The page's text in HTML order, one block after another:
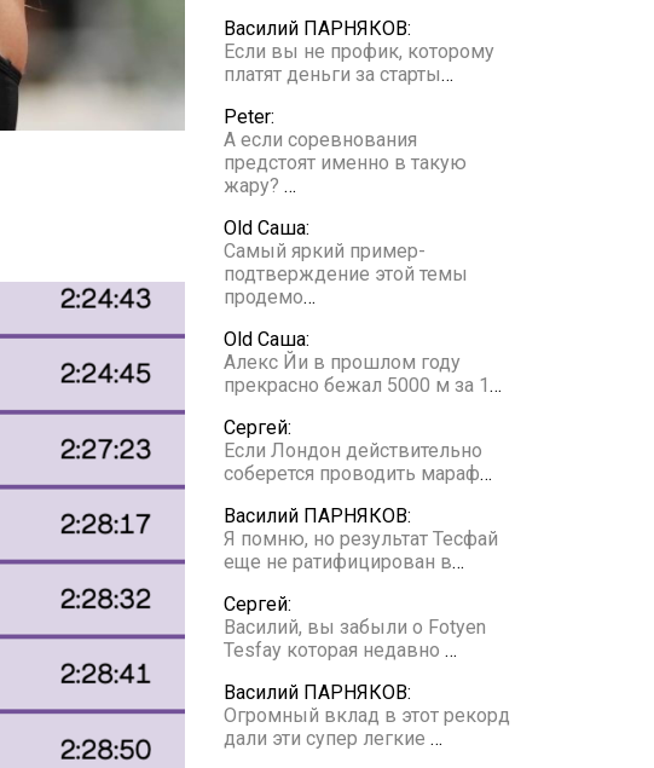
Василий ПАРНЯКОВ:
Если вы не профик, которому
платят деньги за старты…
Peter:
А если соревнования
предстоят именно в такую
жару? …
Old Саша:
Самый яркий пример-
подтверждение этой темы
продемо…
Old Саша:
Алекс Йи в прошлом году
прекрасно бежал 5000 м за 1…
Сергей:
Если Лондон действительно
соберется проводить мараф…
Василий ПАРНЯКОВ:
Я помню, но результат Тесфай
еще не ратифицирован в…
Сергей:
Василий, вы забыли о Fotyen
Tesfay которая недавно …
Василий ПАРНЯКОВ:
Огромный вклад в этот рекорд
дали эти супер легкие …